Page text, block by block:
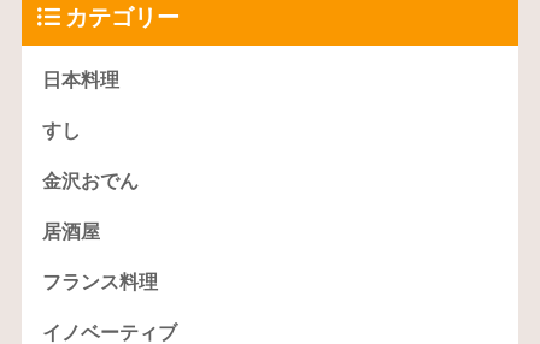
カテゴリー
日本料理
すし
金沢おでん
居酒屋
フランス料理
イノベーティブ